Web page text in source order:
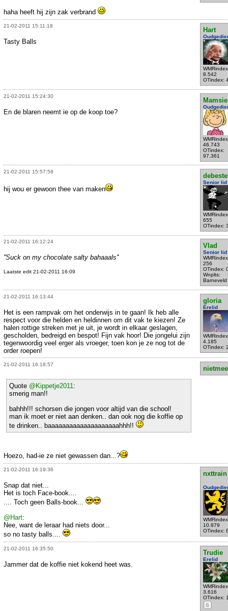
haha heeft hij zijn zak verbrand
21-02-2011 15:11:18
Hart
8.542
OTindex:
Tasty Balls
21-02-2011 15:24:30
Mamsie
46.743
OTindex:
97.361
En de blaren neemt ie op de koop toe?
21-02-2011 15:57:58
Senior lid
655
OTindex:
hij wou er gewoon thee van maken
21-02-2011 16:12:24
Vlad
Senior lid
256
OTindex:
Wnplts:
Barneveld
''Suck on my chocolate salty bahaaals''
Laatste edit 21-02-2011 16:09
21-02-2011 16:13:44
gloria
Erelid
4.185
OTindex:
Het is een rampvak om het onderwijs in te gaan! Ik heb alle
respect voor die helden en heldinnen om dit vak te kiezen! Ze
halen rottige streken met je uit, je wordt in elkaar geslagen,
gescholden, bedreigd en bespot! Fijn vak hoor! Die jongelui zijn
tegenwoordig veel erger als vroeger, toen kon je ze nog tot de
order roepen!
21-02-2011 16:18:57
Quote @Kippetje2011 :
smerig man!!
bahhh!!! schorsen die jongen voor altijd van die school!
man ik moet er niet aan denken.. dan ook nog die koffie op
te drinken.. baaaaaaaaaaaaaaaaaaaahhh!!
Hoezo, had-ie ze niet gewassen dan...?
21-02-2011 16:19:36
nxttrain
10.879
OTindex:
Snap dat niet...
Het is toch Face-book....
.... Toch geen Balls-book...
@Hart:
Nee, want de leraar had niets door...
so no tasty balls....
21-02-2011 16:35:50
Trudie
Erelid
3.616
OTindex:
S
Jammer dat de koffie niet kokend heet was.